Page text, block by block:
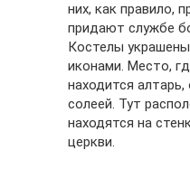
них, как правило,
придают службе
Костелы
иконами. Место,
находится
солеей. Тут
находятся на
церкви.